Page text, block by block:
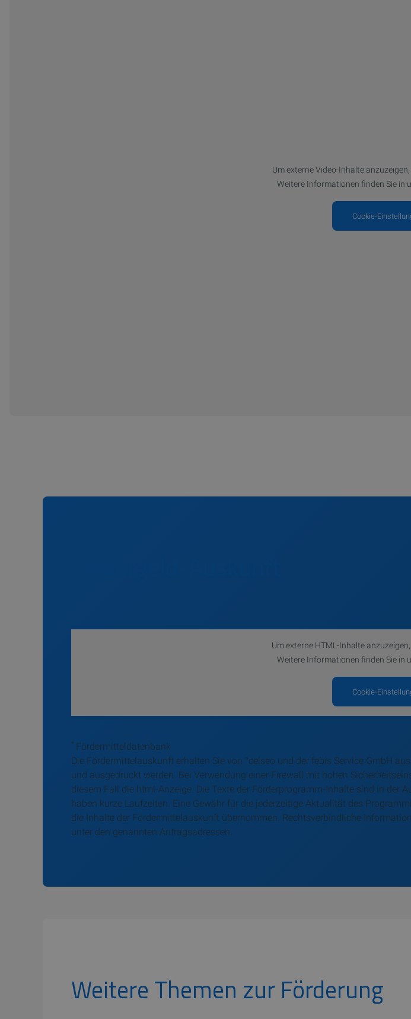
Um externe Video-Inhalte
Weitere Informationen finden Sie in
Cookie-
Um externe HTML-Inhalte
Weitere Informationen finden Sie in
Cookie-
* Fördermitteldatenbank
Die Fördermittelauskunft erhalten Sie von °celseo und der febis Service GmbH
und ausgedruckt werden. Bei Verwendung einer Firewall mit hohen
diesem Fall die html-Anzeige. Die Texte der Förderprogramm-Inhalte sind in der
haben kurze Laufzeiten. Eine Gewähr für die jederzeitige Aktualität des
die Inhalte der Fördermittelauskunft übernommen. Rechtsverbindliche
unter den genannten Antragsadressen.
Weitere Themen zur Förderung